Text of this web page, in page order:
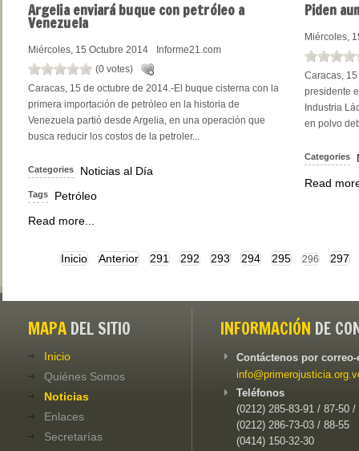
Argeliaenviará buque con petróleo a
Venezuela
Miércoles, 15 Octubre 2014
Informe21.com
(0 votes)
Caracas, 15 de octubre de 2014.-El buque cisterna con la
primera importación de petróleo en la historia de
Venezuela partió desde Argelia, en una operación que
busca reducir los costos de la petroler...
Categories Noticias al Día
Tags
Petróleo
Read more...
Piden
Miércoles,
Caracas,
presidente
Industria
en polvo
Categories
Read
Inicio Anterior 291 292 293 294 295 296 297
MAPA DEL SITIO
Inicio
Quiénes Somos
Noticias
Enlaces
Secretarías
INFORMACIÓN DE
Contáctenos por
Teléfonos
(0212) 285-83-91 / 87-50 /
(0212) 286-73-03 / 88-55
(0414) 150-32-30